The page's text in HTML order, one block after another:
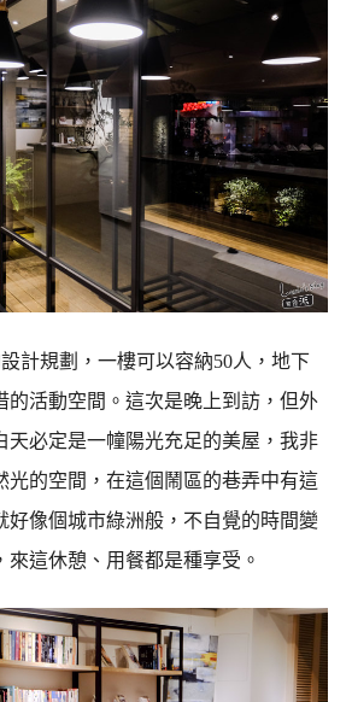
計規劃，一樓可以容納50人，地下
的活動空間。這次是晚上到訪，但外
天必定是一幢陽光充足的美屋，我非
光的空間，在這個鬧區的巷弄中有這
好像個城市綠洲般，不自覺的時間變
來這休憩、用餐都是種享受。